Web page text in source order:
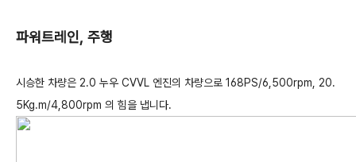
파워트레인, 주행
시승한 차량은 2.0 누우 CVVL 엔진의 차량으로 168PS/6,500rpm, 20.
5Kg.m/4,800rpm 의 힘을 냅니다.